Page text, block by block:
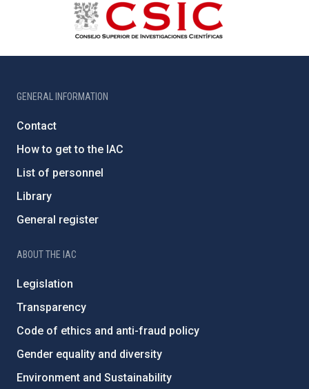
GENERAL INFORMATION
Contact
How to get to the IAC
List of personnel
Library
General register
ABOUT THE IAC
Legislation
Transparency
Code of ethics and anti-fraud policy
Gender equality and diversity
Environment and Sustainability